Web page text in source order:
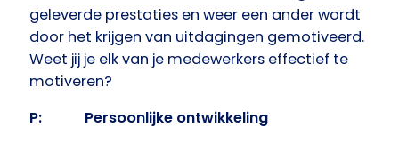
geleverde prestaties en weer een ander wordt
door het krijgen van uitdagingen gemotiveerd.
Weet jij je elk van je medewerkers effectief te
motiveren?
P: Persoonlijke ontwikkeling